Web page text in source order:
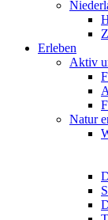
Erleben
Aktiv
Natur